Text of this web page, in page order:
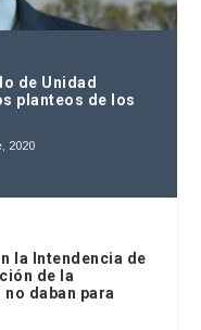
de Unidad
planteos de los
2020
la Intendencia de
de la
daban para